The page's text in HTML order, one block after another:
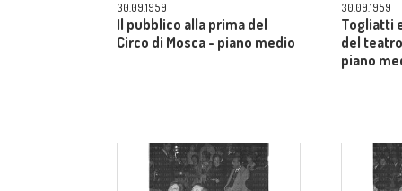
30.09.1959
Il pubblico alla prima del
Circo di Mosca - piano medio
30.09.1959
Togliatti
del
piano